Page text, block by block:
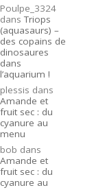
Poulpe_3324
dansTriops
(aquasaurs) –
des copains de
dinosaures
dans
l’aquarium !
plessis dans
Amande et
fruit sec : du
cyanure au
menu
bob dans
Amande et
fruit sec : du
cyanure au